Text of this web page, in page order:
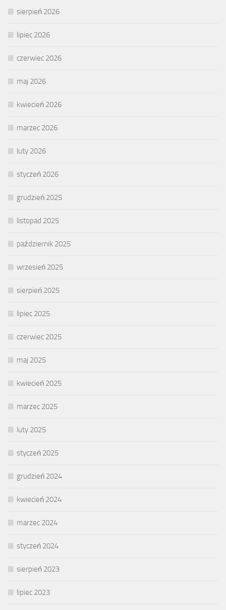
sierpień 2026
lipiec 2026
czerwiec 2026
maj 2026
kwiecień 2026
marzec 2026
luty 2026
styczeń 2026
grudzień 2025
listopad 2025
październik 2025
wrzesień 2025
sierpień 2025
lipiec 2025
czerwiec 2025
maj 2025
kwiecień 2025
marzec 2025
luty 2025
styczeń 2025
grudzień 2024
kwiecień 2024
marzec 2024
styczeń 2024
sierpień 2023
lipiec 2023